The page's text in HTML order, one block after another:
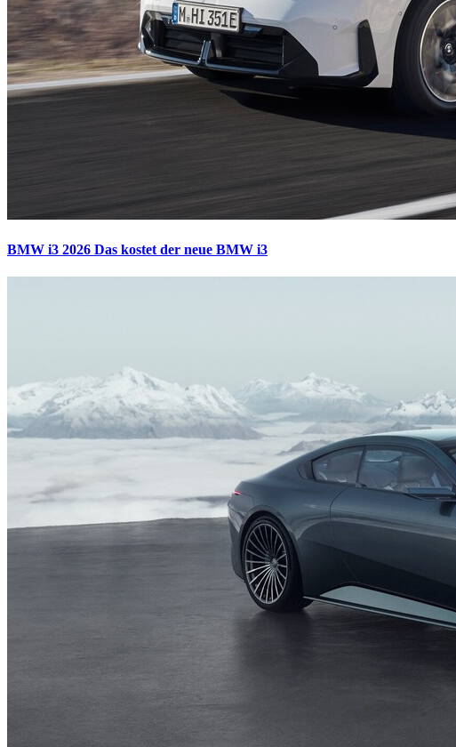
BMW i3 2026 Das kostet der neue BMW i3